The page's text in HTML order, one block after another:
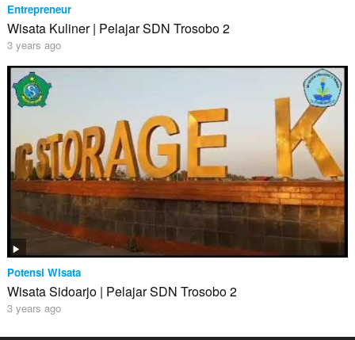
Entrepreneur
Wisata Kuliner | Pelajar SDN Trosobo 2
3 years ago
Potensi Wisata
Wisata Sidoarjo | Pelajar SDN Trosobo 2
3 years ago